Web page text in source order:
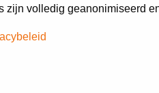
zijn volledig geanonimiseerd